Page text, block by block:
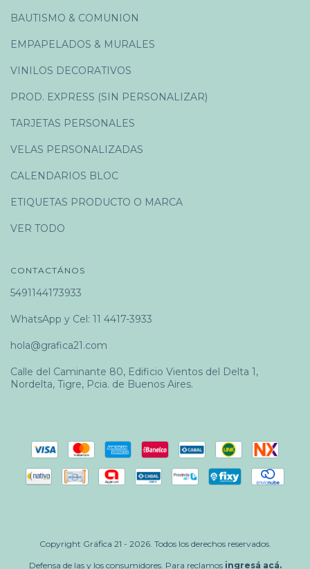
BAUTISMO & COMUNION
EMPAPELADOS & MURALES
VINILOS DECORATIVOS
PROD. EXPRESS (SIN PERSONALIZAR)
TARJETAS PERSONALES
VELAS PERSONALIZADAS
CALENDARIOS BLOC
ETIQUETAS PRODUCTO O MARCA
VER TODO
CONTACTÁNOS
5491144173933
WhatsApp y Cel: 11 4417-3933
hola@grafica21.com
Calle del Caminante 80, Edificio Vientos del Delta 1,
Nordelta, Tigre, Pcia. de Buenos Aires.
Copyright Gráfica 21 - 2026. Todos los derechos reservados.
Defensa de las y los consumidores. Para reclamos ingresá acá.